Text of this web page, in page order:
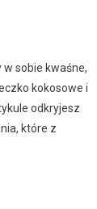
sobie kwaśne,
kokosowe i
odkryjesz
które z